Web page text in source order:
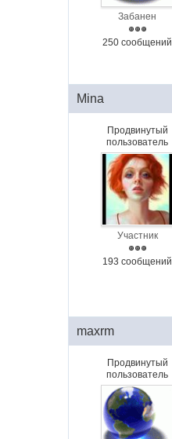
Забанен
250 сообщений
Mina
Продвинутый
пользователь
Участник
193 сообщений
maxrm
Продвинутый
пользователь